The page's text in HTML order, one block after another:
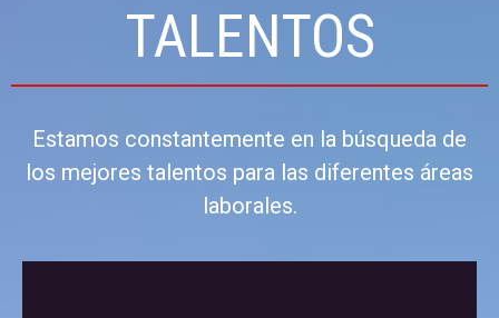
TALENTOS
Estamos constantemente en la búsqueda de
los mejores talentos para las diferentes áreas
laborales.